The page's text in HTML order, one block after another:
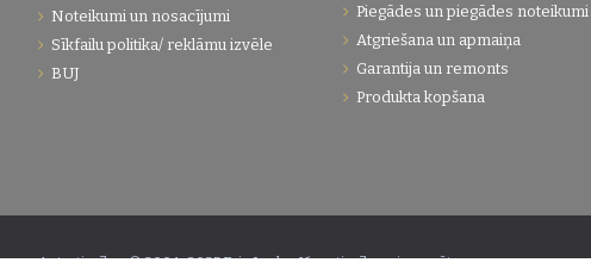
Noteikumi un nosacījumi
Sīkfailu politika/ reklāmu izvēle
BUJ
Piegādes un piegādes noteikumi
Atgriešana un apmaiņa
Garantija un remonts
Produkta kopšana
Autortiesības © 2004-2025 Eric Lasko. Visas tiesības aizsargātas.